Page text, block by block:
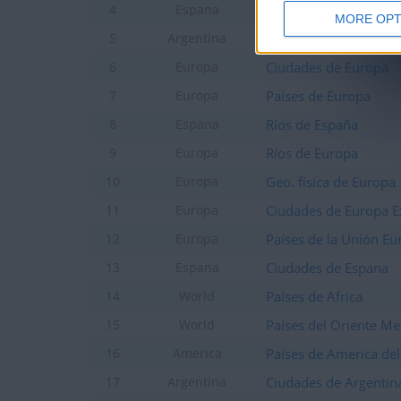
MORE
Provincias de España
Provincias de
Ciudades de Europa
Países de Europa
Ríos de España
Ríos de Europa
Geo. física de Europa
Ciudades de Europa
Países de la Unión
Ciudades de Espana
Países de Africa
Países del Oriente
Países de America
Ciudades de